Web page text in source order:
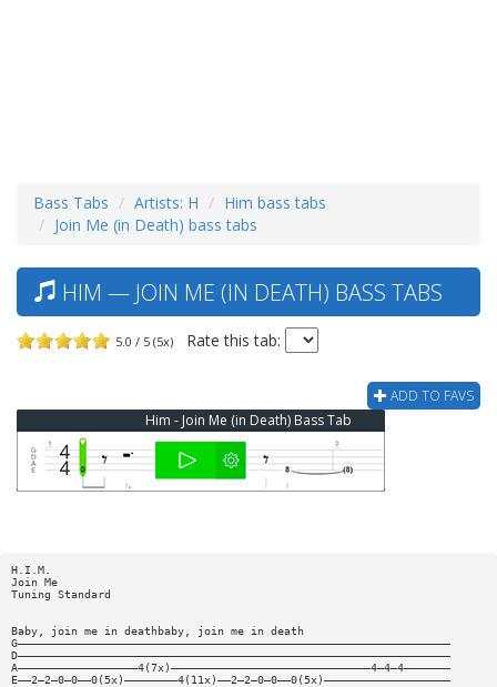
Bass Tabs Artists: H
Him bass tabs
Join Me (in Death) bass tabs
HIM — JOIN ME (IN DEATH) BASS TABS
5.0 / 5 (5x) Rate this tab:
ADD TO FAVS
Him - Join Me (in Death) Bass Tab
H.I.M.
Join Me
Tuning Standard
Baby, join me in deathbaby, join me in death
G—————————————————————————————————————————————————————————————————
D—————————————————————————————————————————————————————————————————
A——————————————————4(7x)——————————————————————————————4—4—4———————
E——2—2—0—0——0(5x)————————4(11x)——2—2—0—0——0(5x)———————————————————